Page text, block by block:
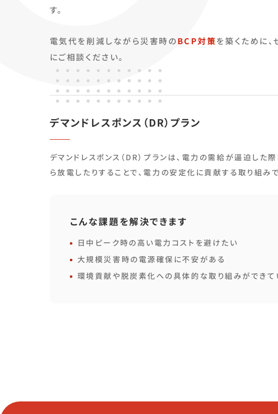
す。
電気代を削減しながら災害時のBCP対策を築くために
にご相談ください。
デマンドレスポンス（DR）プラン
デマンドレスポンス（DR）プランは、電力の需給が逼迫し
ら放電したりすることで、電力の安定化に貢献する取り組みで
こんな課題を解決できます
日中ピーク時の高い電力コストを避けたい
大規模災害時の電源確保に不安がある
環境貢献や脱炭素化への具体的な取り組みができて